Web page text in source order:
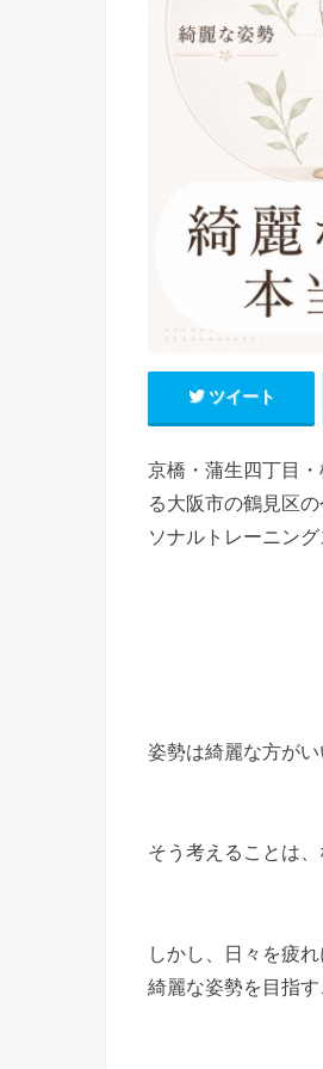
ツイート
京橋・蒲生四丁目
る大阪市の鶴見区
ソナルトレーニン
姿勢は綺麗な方がい
そう考えることは
しかし、日々を疲
綺麗な姿勢を目指